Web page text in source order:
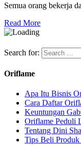
Semua orang bekerja
Read More
Search for:
Oriflame
Apa Itu Bisnis
Cara Daftar
Keuntungan
Oriflame Peduli
Tentang Dini
Tips Beli